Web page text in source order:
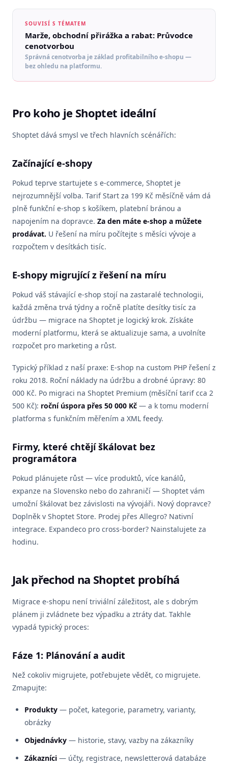
SOUVISÍ S TÉMATEM
Marže, obchodní přirážka a rabat: Průvodce
cenotvorbou
Správná cenotvorba je základ profitabilního e-shopu —
bez ohledu na platformu.
Pro koho je Shoptet ideální
Shoptet dává smysl ve třech hlavních scénářích:
Začínající e-shopy
Pokud teprve startujete s e-commerce, Shoptet je
nejrozumnější volba. Tarif Start za 199 Kč měsíčně vám dá
plně funkční e-shop s košíkem, platební bránou a
napojením na dopravce. Za den máte e-shop a můžete
prodávat. U řešení na míru počítejte s měsíci vývoje a
rozpočtem v desítkách tisíc.
E-shopy migrující z řešení na míru
Pokud váš stávající e-shop stojí na zastaralé technologii,
každá změna trvá týdny a ročně platíte desítky tisíc za
údržbu — migrace na Shoptet je logický krok. Získáte
moderní platformu, která se aktualizuje sama, a uvolníte
rozpočet pro marketing a růst.
Typický příklad z naší praxe: E-shop na custom PHP řešení z
roku 2018. Roční náklady na údržbu a drobné úpravy: 80
000 Kč. Po migraci na Shoptet Premium (měsíční tarif cca 2
500 Kč): roční úspora přes 50 000 Kč — a k tomu moderní
platforma s funkčním měřením a XML feedy.
Firmy, které chtějí škálovat bez
programátora
Pokud plánujete růst — více produktů, více kanálů,
expanze na Slovensko nebo do zahraničí — Shoptet vám
umožní škálovat bez závislosti na vývojáři. Nový dopravce?
Doplněk v Shoptet Store. Prodej přes Allegro? Nativní
integrace. Expandeco pro cross-border? Nainstalujete za
hodinu.
Jak přechod na Shoptet probíhá
Migrace e-shopu není triviální záležitost, ale s dobrým
plánem ji zvládnete bez výpadku a ztráty dat. Takhle
vypadá typický proces:
Fáze 1: Plánování a audit
Než cokoliv migrujete, potřebujete vědět, co migrujete.
Zmapujte:
Produkty — počet, kategorie, parametry, varianty,
obrázky
Objednávky — historie, stavy, vazby na zákazníky
Zákazníci — účty, registrace, newsletterová databáze